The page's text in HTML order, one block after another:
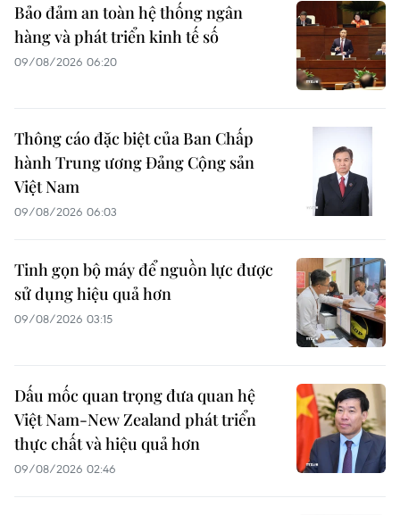
Bảo đảm an toàn hệ thống ngân
hàng và phát triển kinh tế số
09/08/2026 06:20
Thông cáo đặc biệt của Ban Chấp
hành Trung ương Đảng Cộng sản
Việt Nam
09/08/2026 06:03
Tinh gọn bộ máy để nguồn lực được
sử dụng hiệu quả hơn
09/08/2026 03:15
Dấu mốc quan trọng đưa quan hệ
Việt Nam-New Zealand phát triển
thực chất và hiệu quả hơn
09/08/2026 02:46